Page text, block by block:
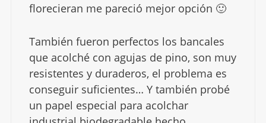
florecieran me pareció mejor opción 🙂
También fueron perfectos los bancales
que acolché con agujas de pino, son muy
resistentes y duraderos, el problema es
conseguir suficientes… Y también probé
un papel especial para acolchar